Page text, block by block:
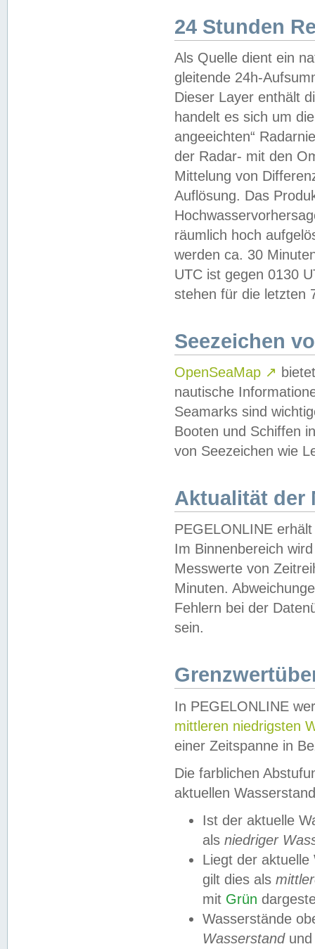
24 Stunden
Als Quelle dient ein
gleitende 24h-
Dieser Layer enthält
handelt es sich um
angeeichten“
der Radar- mit den
Mittelung von
Auflösung. Das
räumlich hoch
werden ca. 30
UTC ist gegen 0130
stehen für die letzten
Seezeichen
OpenSeaMap ↗
nautische
Seamarks sind
Booten und Schiffen
von Seezeichen wie
Aktualität der
PEGELONLINE
Im Binnenbereich
Messwerte von
Minuten.
Fehlern bei der
sein.
In PEGELONLINE
mittleren niedrigsten
einer Zeitspanne in
Die farblichen
aktuellen
Ist der aktuelle
als niedriger
Liegt der
gilt dies als
mit Grün
Wasserstände
Wasserstandund